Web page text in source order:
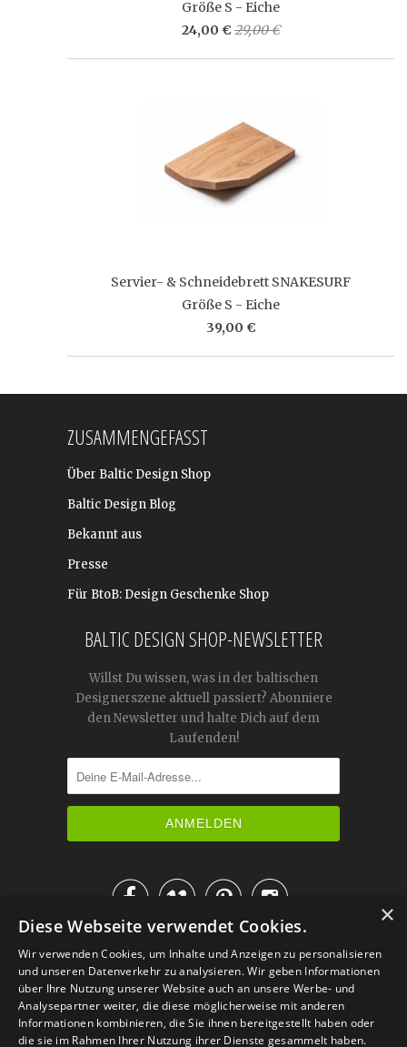
Größe S - Eiche
24,00 € 29,00 €
Servier- & Schneidebrett SNAKESURF
Größe S - Eiche
39,00 €
ZUSAMMENGEFASST
Über Baltic Design Shop
Baltic Design Blog
Bekannt aus
Presse
Für BtoB: Design Geschenke Shop
BALTIC DESIGN SHOP-NEWSLETTER
Willst Du wissen, was in der baltischen
Designerszene aktuell passiert? Abonniere
den Newsletter und halte Dich auf dem
Laufenden!

IM KATALOG BLÄTTERN
×
Diese Webseite verwendet Cookies.
Wir verwenden Cookies, um Inhalte und Anzeigen zu personalisieren
und unseren Datenverkehr zu analysieren. Wir geben Informationen
über Ihre Nutzung unserer Website auch an unsere Werbe- und
Analysepartner weiter, die diese möglicherweise mit anderen
Informationen kombinieren, die Sie ihnen bereitgestellt haben oder
die sie im Rahmen Ihrer Nutzung ihrer Dienste gesammelt haben.